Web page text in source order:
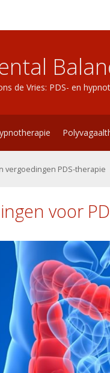
de Vries: PDS- en
vergoedingen PDS-therapie
voor